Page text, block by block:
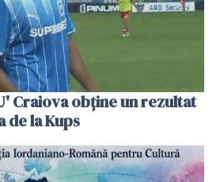
Craiova obține un rezultat
de la Kups